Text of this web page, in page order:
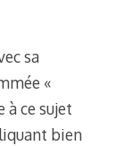
sa
«
à ce sujet
bien